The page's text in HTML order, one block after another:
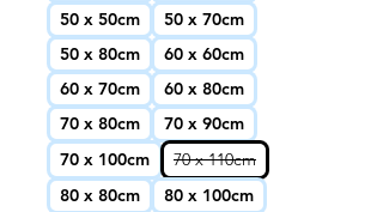
50 x 50cm
50 x 70cm
50 x 80cm
60 x 60cm
60 x 70cm
60 x 80cm
70 x 80cm
70 x 90cm
70 x 100cm
70 x 110cm
80 x 80cm
80 x 100cm